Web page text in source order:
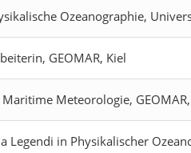
Ozeanographie,
GEOMAR, Kiel
Meteorologie,
Legendi in Physikalischer